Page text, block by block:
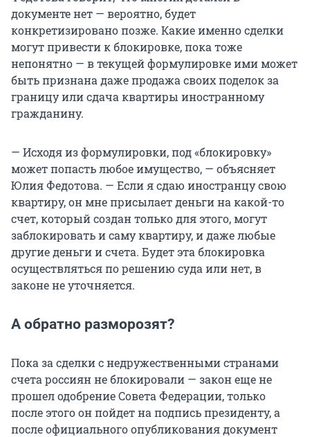
документе нет — вероятно, будет
конкретизировано позже. Какие именно сделки
могут привести к блокировке, пока тоже
непонятно — в текущей формулировке ими может
быть признана даже продажа своих поделок за
границу или сдача квартиры иностранному
гражданину.
— Исходя из формулировки, под «блокировку»
может попасть любое имущество, — объясняет
Юлия Федотова. — Если я сдаю иностранцу свою
квартиру, он мне присылает деньги на какой-то
счет, который создан только для этого, могут
заблокировать и саму квартиру, и даже любые
другие деньги и счета. Будет эта блокировка
осуществляться по решению суда или нет, в
законе не уточняется.
А обратно разморозят?
Пока за сделки с недружественными странами
счета россиян не блокировали — закон еще не
прошел одобрение Совета Федерации, только
после этого он пойдет на подпись президенту, а
после официального опубликования документ